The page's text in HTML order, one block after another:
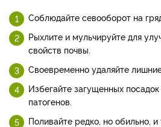
Соблюдайте севооборот на
Рыхлите и мульчируйте для
свойств почвы.
Своевременно удаляйте
Избегайте загущенных
патогенов.
Поливайте редко, но обильно,